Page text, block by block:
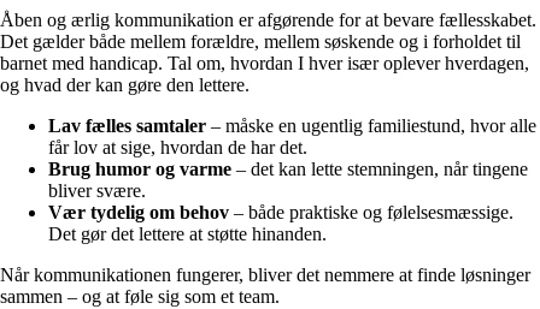
Åben og ærlig kommunikation er afgørende for at bevare fællesskabet.
Det gælder både mellem forældre, mellem søskende og i forholdet til
barnet med handicap. Tal om, hvordan I hver især oplever hverdagen,
og hvad der kan gøre den lettere.
Lav fælles samtaler – måske en ugentlig familiestund, hvor alle
får lov at sige, hvordan de har det.
Brug humor og varme – det kan lette stemningen, når tingene
bliver svære.
Vær tydelig om behov – både praktiske og følelsesmæssige.
Det gør det lettere at støtte hinanden.
Når kommunikationen fungerer, bliver det nemmere at finde løsninger
sammen – og at føle sig som et team.